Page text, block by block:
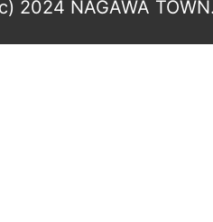
2024 NAGAWA